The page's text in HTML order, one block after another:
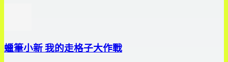
蠟筆小新 我的走格子大作戰